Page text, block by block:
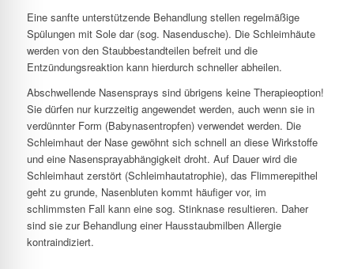
Eine sanfte unterstützende Behandlung stellen regelmäßige
Spülungen mit Sole dar (sog. Nasendusche). Die Schleimhäute
werden von den Staubbestandteilen befreit und die
Entzündungsreaktion kann hierdurch schneller abheilen.
Abschwellende Nasensprays sind übrigens keine Therapieoption!
Sie dürfen nur kurzzeitig angewendet werden, auch wenn sie in
verdünnter Form (Babynasentropfen) verwendet werden. Die
Schleimhaut der Nase gewöhnt sich schnell an diese Wirkstoffe
und eine Nasensprayabhängigkeit droht. Auf Dauer wird die
Schleimhaut zerstört (Schleimhautatrophie), das Flimmerepithel
geht zu grunde, Nasenbluten kommt häufiger vor, im
schlimmsten Fall kann eine sog. Stinknase resultieren. Daher
sind sie zur Behandlung einer Hausstaubmilben Allergie
kontraindiziert.